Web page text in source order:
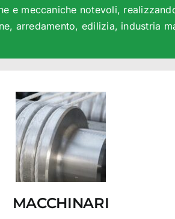
e meccaniche notevoli,
arredamento, edilizia, industria
MACCHINARI